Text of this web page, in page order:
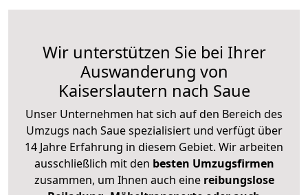
Wir unterstützen Sie bei Ihrer
Auswanderung von
Kaiserslautern nach Saue
Unser Unternehmen hat sich auf den Bereich des
Umzugs nach Saue spezialisiert und verfügt über
14 Jahre Erfahrung in diesem Gebiet. Wir arbeiten
ausschließlich mit den besten Umzugsfirmen
zusammen, um Ihnen auch eine reibungslose